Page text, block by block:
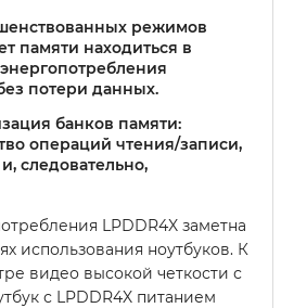
режимов
памяти находиться в
потери данных.
банков памяти:
операций чтения/записи,
следовательно,
LPDDR4X заметна
использования ноутбуков. К
видео высокой четкости с
с LPDDR4X питанием